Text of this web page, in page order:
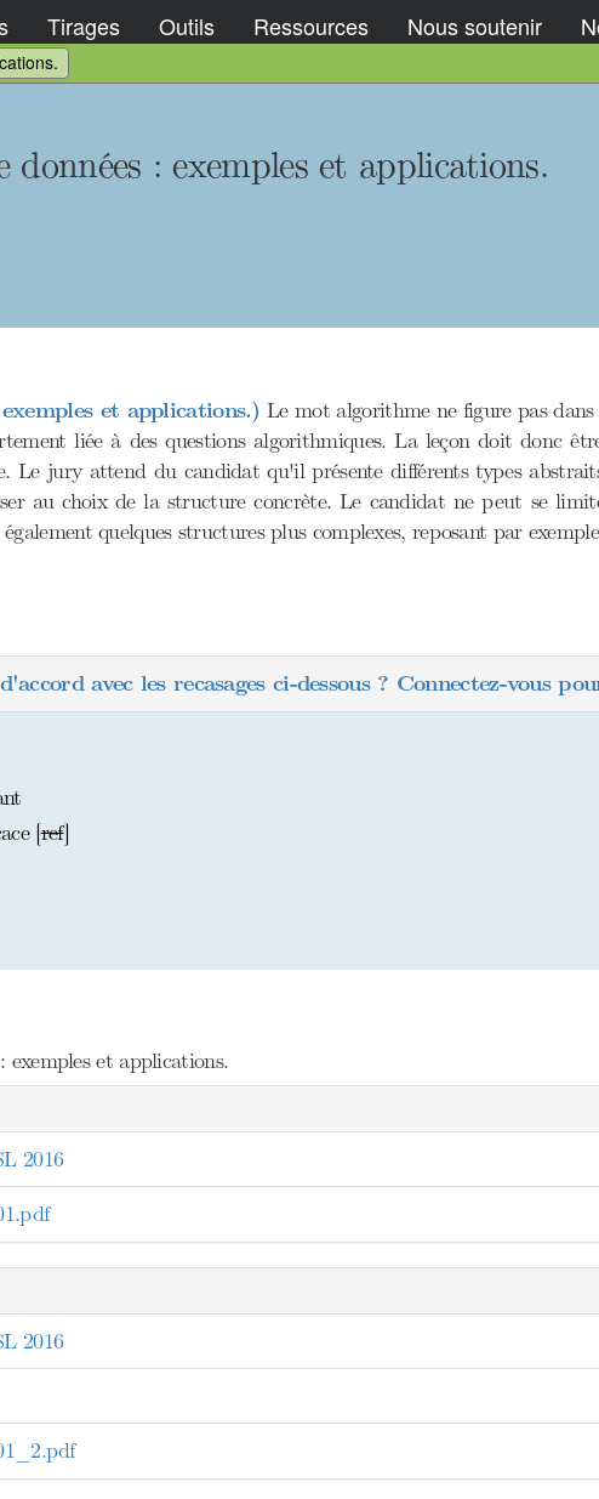
Tirages Outils Ressources Nous soutenir
: exemples et applications.
et applications.) Le mot algorithme ne figure pas
liée à des questions algorithmiques. La leçon doit donc
Le jury attend du candidat qu'il présente différents types
au choix de la structure concrète. Le candidat ne peut se
quelques structures plus complexes, reposant par
avec les recasages ci-dessous ? Connectez-vous
[ref]
et applications.
2016
2016